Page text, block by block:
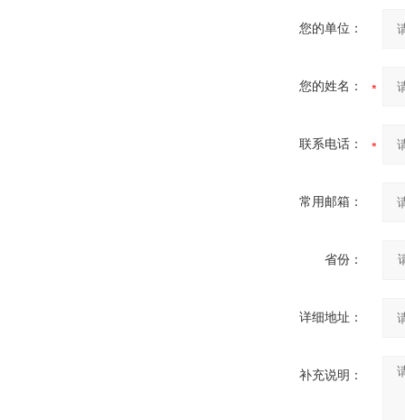
您的单位：
您的姓名：
联系电话：
常用邮箱：
省份：
详细地址：
补充说明：